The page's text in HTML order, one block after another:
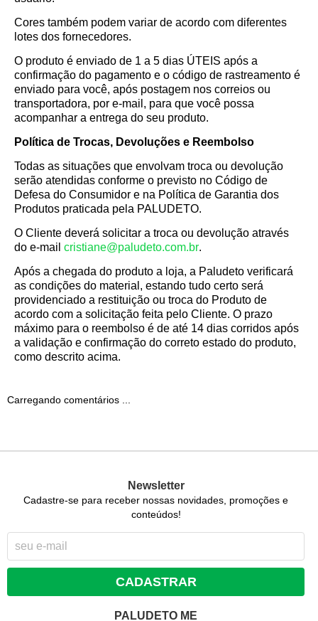
Cores também podem variar de acordo com diferentes
lotes dos fornecedores.
O produto é enviado de 1 a 5 dias ÚTEIS após a
confirmação do pagamento e o código de rastreamento é
enviado para você, após postagem nos correios ou
transportadora, por e-mail, para que você possa
acompanhar a entrega do seu produto.
Política de Trocas, Devoluções e Reembolso
Todas as situações que envolvam troca ou devolução
serão atendidas conforme o previsto no Código de
Defesa do Consumidor e na Política de Garantia dos
Produtos praticada pela PALUDETO.
O Cliente deverá solicitar a troca ou devolução através
do e-mail cristiane@paludeto.com.br.
Após a chegada do produto a loja, a Paludeto verificará
as condições do material, estando tudo certo será
providenciado a restituição ou troca do Produto de
acordo com a solicitação feita pelo Cliente. O prazo
máximo para o reembolso é de até 14 dias corridos após
a validação e confirmação do correto estado do produto,
como descrito acima.
Carregando comentários ...
Newsletter
Cadastre-se para receber nossas novidades, promoções e
conteúdos!
CADASTRAR
PALUDETO ME